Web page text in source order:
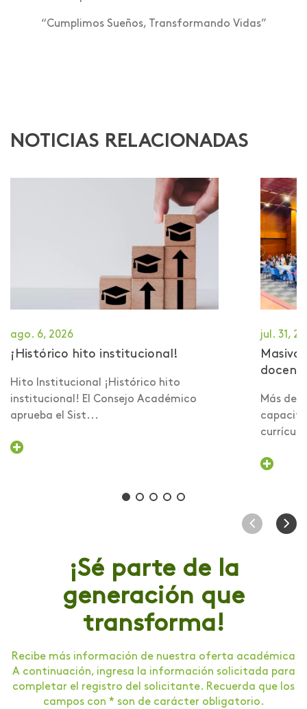
“Cumplimos Sueños, Transformando Vidas”
NOTICIAS RELACIONADAS
ago. 6, 2026
¡Histórico hito institucional!
Hito Institucional ¡Histórico hito
institucional! El Consejo Académico
aprueba el Sist...
jul. 31,
Más de
¡Sé parte de la
generación que
transforma!
Recibe más información de nuestra oferta académica
A continuación, ingresa la información solicitada para
completar el registro del solicitante. Recuerda que los
campos con * son de carácter obligatorio.